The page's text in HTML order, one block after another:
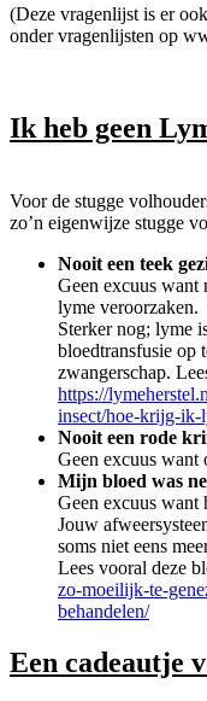
(Deze vragenlijst is er
onder vragenlijsten op
Ik heb geen
Voor de stugge
zo’n eigenwijze stugge
Nooit een teek
Geen excuus want
lyme veroorzaken.
Sterker nog; lyme
bloedtransfusie op
zwangerschap.
https://
insect/hoe-krijg-ik-
Nooit een rode
Geen excuus want
Mijn bloed was
Geen excuus want
Jouw
soms niet eens
Lees vooral deze
zo-moeilijk-te-
behandelen/
Een cadeautje